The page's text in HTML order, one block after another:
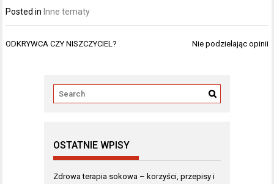
Posted in Inne tematy
Nawigacja
ODKRYWCA CZY NISZCZYCIEL? Nie podzielając opinii
OSTATNIE WPISY
Zdrowa terapia sokowa – korzyści, przepisy i